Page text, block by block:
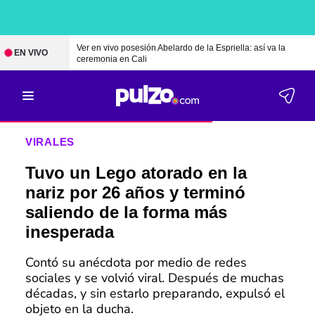
EN VIVO
Ver en vivo posesión Abelardo de la Espriella: así va la
ceremonia en Cali
VIRALES
Tuvo un Lego atorado en la
nariz por 26 años y terminó
saliendo de la forma más
inesperada
Contó su anécdota por medio de redes
sociales y se volvió viral. Después de muchas
décadas, y sin estarlo preparando, expulsó el
objeto en la ducha.